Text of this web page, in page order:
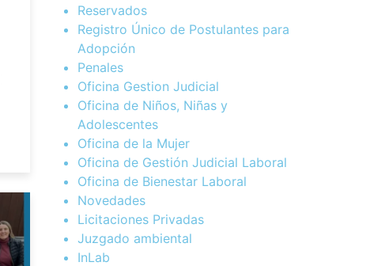
Reservados
Registro Único de Postulantes para
Adopción
Penales
Oficina Gestion Judicial
Oficina de Niños, Niñas y
Adolescentes
Oficina de la Mujer
Oficina de Gestión Judicial Laboral
Oficina de Bienestar Laboral
Novedades
Licitaciones Privadas
Juzgado ambiental
InLab